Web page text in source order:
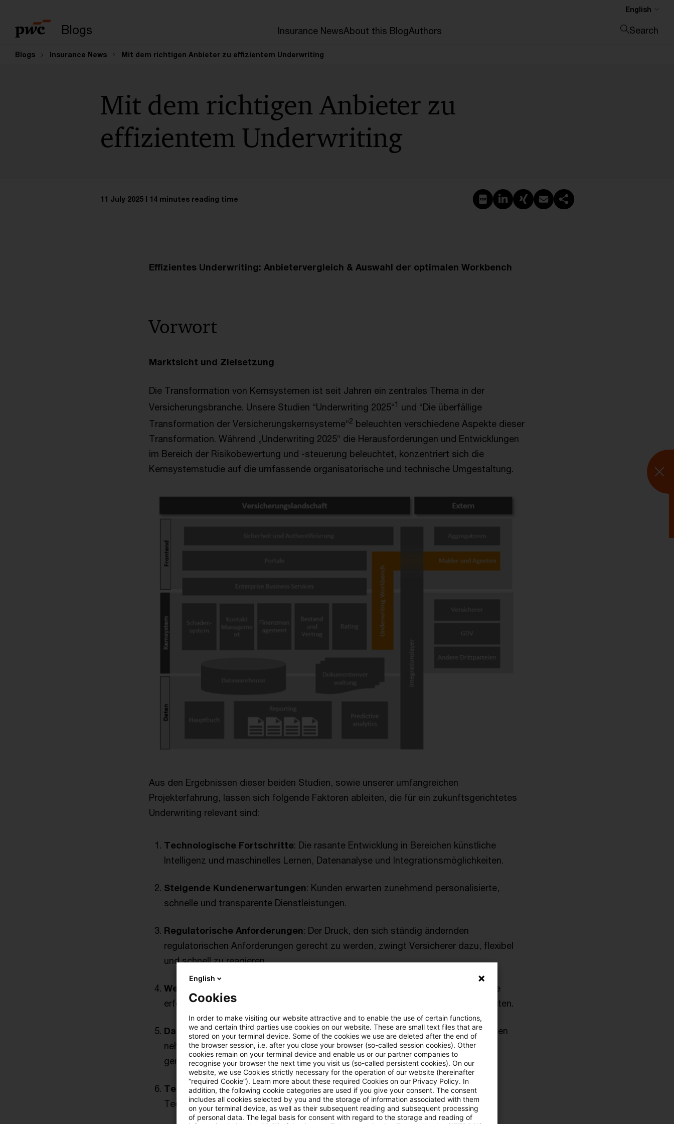
Blogs Insurance NewsAbout this BlogAuthors
English
Search
Blogs Insurance News Mit dem richtigen Anbieter zu effizientem Underwriting
Mit dem richtigen Anbieter zu
effizientem Underwriting
11 July 2025 14 minutes reading time Create PDF
Share on LinkedIn
Share on Xing
Share via email
Copy link
Effizientes Underwriting: Anbietervergleich & Auswahl der optimalen Workbench
Vorwort
Marktsicht und Zielsetzung
Die Transformation von Kernsystemen ist seit Jahren ein zentrales Thema in der
Versicherungsbranche. Unsere Studien “Underwriting 2025“1 und “Die überfällige
Transformation der Versicherungskernsysteme“2 beleuchten verschiedene Aspekte dieser
Transformation. Während „Underwriting 2025“ die Herausforderungen und Entwicklungen
im Bereich der Risikobewertung und -steuerung beleuchtet, konzentriert sich die
Kernsystemstudie auf die umfassende organisatorische und technische Umgestaltung.
Aus den Ergebnissen dieser beiden Studien, sowie unserer umfangreichen
Projekterfahrung, lassen sich folgende Faktoren ableiten, die für ein zukunftsgerichtetes
Underwriting relevant sind:
Technologische Fortschritte: Die rasante Entwicklung in Bereichen künstliche
Intelligenz und maschinelles Lernen, Datenanalyse und Integrationsmöglichkeiten.
Steigende Kundenerwartungen: Kunden erwarten zunehmend personalisierte,
schnelle und transparente Dienstleistungen.
Regulatorische Anforderungen: Der Druck, den sich ständig ändernden
regulatorischen Anforderungen gerecht zu werden, zwingt Versicherer dazu, flexibel
und schnell zu reagieren.
Wettbewerbsdruck
: Der zunehmende Wettbewerb in der Versicherungsbranche
erfordert, dass Unternehmen effizienter arbeiten und innovative Lösungen anbieten.
Datenverfügbarkeit und -nutzung: Die Menge und Vielfalt der verfügbaren Daten
nehmen stetig zu. Versicherer müssen diese Daten effektiv nutzen, um Risiken
genauer zu bewerten und personalisierte Produkte anzubieten.
Technologische Schulden: Der Betrieb und die Abhängigkeit von veralteten
Technologien können langfristig zu erheblichen Nachteilen führen.
English
Cookies
In order to make visiting our website attractive and to enable the use of certain functions,
we and certain third parties use cookies on our website. These are small text files that are
stored on your terminal device. Some of the cookies we use are deleted after the end of
the browser session, i.e. after you close your browser (so-called session cookies). Other
cookies remain on your terminal device and enable us or our partner companies to
recognise your browser the next time you visit us (so-called persistent cookies). On our
website, we use Cookies strictly necessary for the operation of our website (hereinafter
“required Cookie”). Learn more about these required Cookies on our Privacy Policy. In
addition, the following cookie categories are used if you give your consent. The consent
includes all cookies selected by you and the storage of information associated with them
on your terminal device, as well as their subsequent reading and subsequent processing
of personal data. The legal basis for consent with regard to the storage and reading of